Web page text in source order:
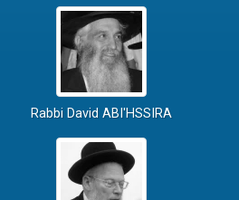
Rabbi David ABI'HSSIRA